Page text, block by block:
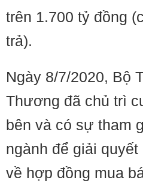
trên 1.700 tỷ đồng
trả).
Ngày 8/7/2020, Bộ
Thương đã chủ trì
bên và có sự tham
ngành để giải
về hợp đồng mua